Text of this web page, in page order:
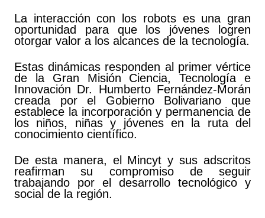
La interacción con los robots es una gran
oportunidad para que los jóvenes logren
otorgar valor a los alcances de la tecnología.
Estas dinámicas responden al primer vértice
de la Gran Misión Ciencia, Tecnología e
Innovación Dr. Humberto Fernández-Morán
creada por el Gobierno Bolivariano que
establece la incorporación y permanencia de
los niños, niñas y jóvenes en la ruta del
conocimiento científico.
De esta manera, el Mincyt y sus adscritos
reafirman su compromiso de seguir
trabajando por el desarrollo tecnológico y
social de la región.